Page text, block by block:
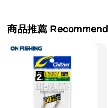
商品推薦 Recommend